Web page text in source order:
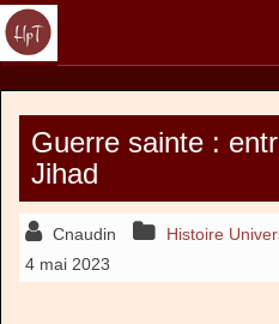
Guerre sainte :
Jihad
Cnaudin Histoire
4 mai 2023